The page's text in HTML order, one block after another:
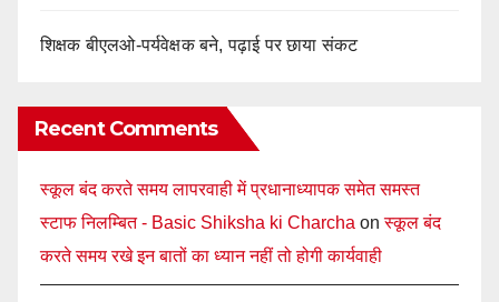
शिक्षक बीएलओ-पर्यवेक्षक बने, पढ़ाई पर छाया संकट
Recent Comments
स्कूल बंद करते समय लापरवाही में प्रधानाध्यापक समेत समस्त
स्टाफ निलम्बित - Basic Shiksha ki Charcha onस्कूल बंद
करते समय रखे इन बातों का ध्यान नहीं तो होगी कार्यवाही